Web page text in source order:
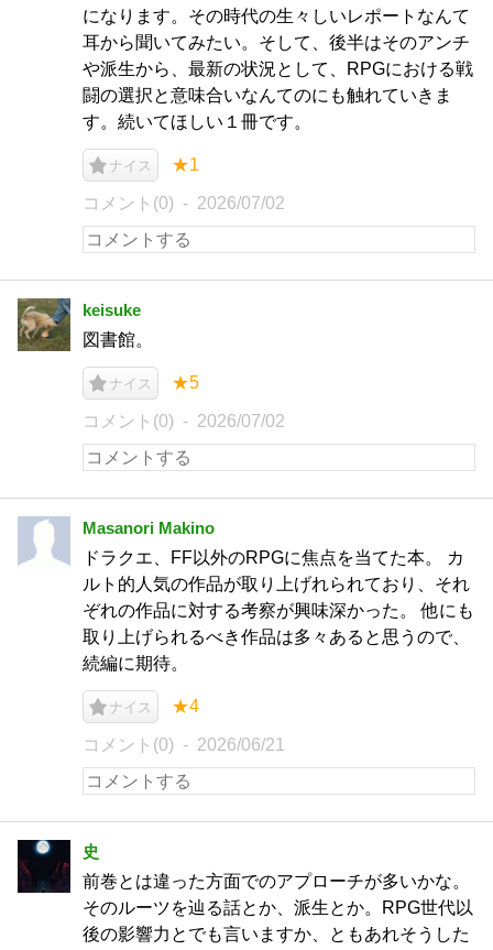
になります。その時代の生々しいレポートなんて
耳から聞いてみたい。そして、後半はそのアンチ
や派生から、最新の状況として、RPGにおける戦
闘の選択と意味合いなんてのにも触れていきま
す。続いてほしい１冊です。
ナイス ★1
コメント(0) 2026/07/02
keisuke
図書館。
ナイス ★5
コメント(0) 2026/07/02
Masanori Makino
ドラクエ、FF以外のRPGに焦点を当てた本。 カ
ルト的人気の作品が取り上げれられており、それ
ぞれの作品に対する考察が興味深かった。 他にも
取り上げられるべき作品は多々あると思うので、
続編に期待。
ナイス ★4
コメント(0) 2026/06/21
史
前巻とは違った方面でのアプローチが多いかな。
そのルーツを辿る話とか、派生とか。RPG世代以
後の影響力とでも言いますか、ともあれそうした